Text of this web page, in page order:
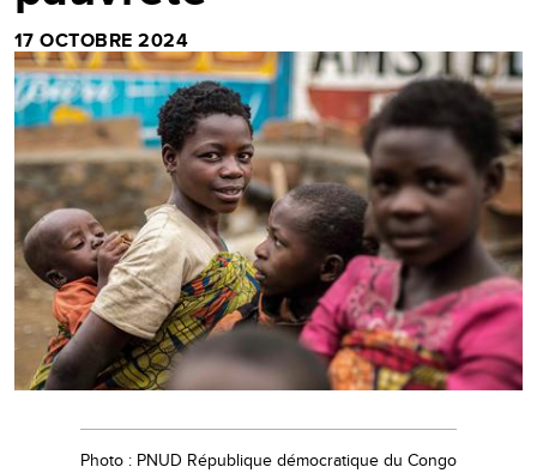
17 OCTOBRE 2024
Photo : PNUD République démocratique du Congo